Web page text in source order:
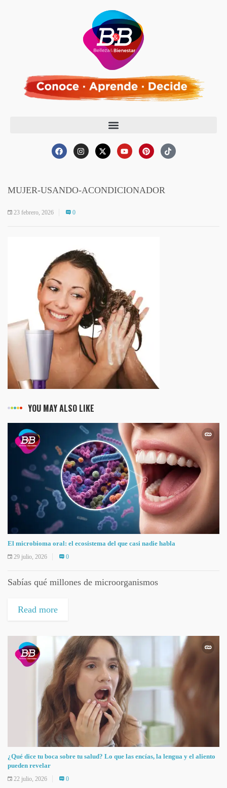
MUJER-USANDO-ACONDICIONADOR
23 febrero, 2026 0
YOU MAY ALSO LIKE
El microbioma oral: el ecosistema del que casi nadie habla
29 julio, 2026 0
Sabías qué millones de microorganismos
Read more
¿Qué dice tu boca sobre tu salud? Lo que las encías, la lengua y el aliento
pueden revelar
22 julio, 2026 0